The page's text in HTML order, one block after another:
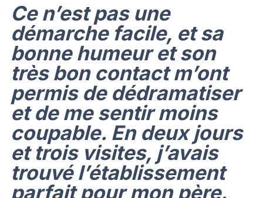
Ce n’est pas une
démarche facile, et sa
bonne humeur et son
très bon contact m’ont
permis de dédramatiser
et de me sentir moins
coupable. En deux jours
et trois visites, j’avais
trouvé l’établissement
parfait pour mon père.